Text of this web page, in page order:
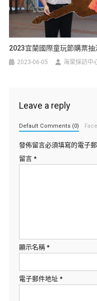
2023宜蘭國際童玩節購票
2023-06-05 海棠採訪中
Leave a reply
Default Comments (0)
發佈留言必須填寫的電子
留言 *
顯示名稱 *
電子郵件地址 *